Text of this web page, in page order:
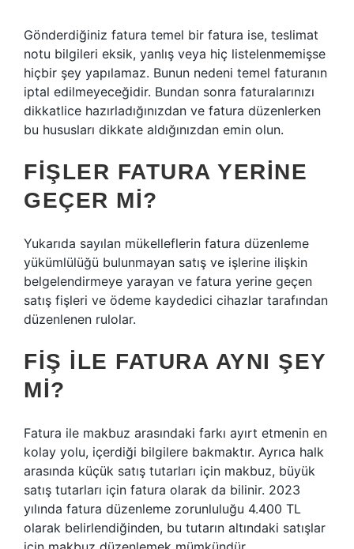
Gönderdiğiniz fatura temel bir fatura ise, teslimat
notu bilgileri eksik, yanlış veya hiç listelenmemişse
hiçbir şey yapılamaz. Bunun nedeni temel faturanın
iptal edilmeyeceğidir. Bundan sonra faturalarınızı
dikkatlice hazırladığınızdan ve fatura düzenlerken
bu hususları dikkate aldığınızdan emin olun.
FIŞLER FATURA YERINE
GEÇER MI?
Yukarıda sayılan mükelleflerin fatura düzenleme
yükümlülüğü bulunmayan satış ve işlerine ilişkin
belgelendirmeye yarayan ve fatura yerine geçen
satış fişleri ve ödeme kaydedici cihazlar tarafından
düzenlenen rulolar.
FIŞ ILE FATURA AYNI ŞEY
MI?
Fatura ile makbuz arasındaki farkı ayırt etmenin en
kolay yolu, içerdiği bilgilere bakmaktır. Ayrıca halk
arasında küçük satış tutarları için makbuz, büyük
satış tutarları için fatura olarak da bilinir. 2023
yılında fatura düzenleme zorunluluğu 4.400 TL
olarak belirlendiğinden, bu tutarın altındaki satışlar